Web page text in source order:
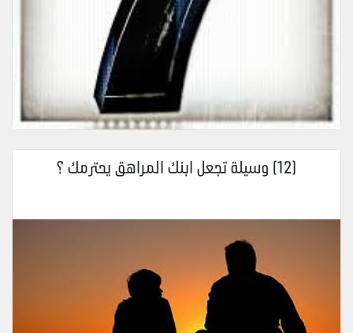
(12) وسيلة تجعل ابنك المراهق يحترمك ؟